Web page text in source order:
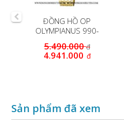
ĐỒNG HỒ OP
OLYMPIANUS 990-
5.490.000đ
4.941.000 đ
Sản phẩm đã xem